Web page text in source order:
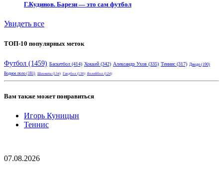
Г.Кудинов. Барези — это сам футбол
Увидеть все
ТОП-10 популярных меток
Футбол (1459) Баскетбол (414) Хоккей (342) Александр Ухов (335) Теннис (317) Дзюдо (190)
Водное поло (181) Шахматы (134) Гандбол (130) Волейбол (124)
Вам также может понравиться
Игорь Куницын
Теннис
07.08.2026